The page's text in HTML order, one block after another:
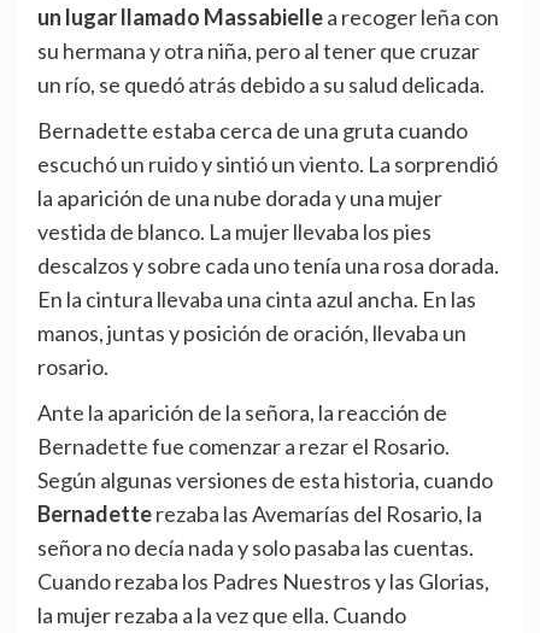
un lugar llamado Massabiellea recoger leña con
su hermana y otra niña, pero al tener que cruzar
un río, se quedó atrás debido a su salud delicada.
Bernadette estaba cerca de una gruta cuando
escuchó un ruido y sintió un viento. La sorprendió
la aparición de una nube dorada y una mujer
vestida de blanco. La mujer llevaba los pies
descalzos y sobre cada uno tenía una rosa dorada.
En la cintura llevaba una cinta azul ancha. En las
manos, juntas y posición de oración, llevaba un
rosario.
Ante la aparición de la señora, la reacción de
Bernadette fue comenzar a rezar el Rosario.
Según algunas versiones de esta historia, cuando
Bernadetterezaba las Avemarías del Rosario, la
señora no decía nada y solo pasaba las cuentas.
Cuando rezaba los Padres Nuestros y las Glorias,
la mujer rezaba a la vez que ella. Cuando